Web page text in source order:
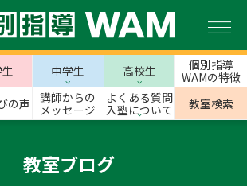
中学生 高校生
個別指導
WAMの特徴
の声
講師からの
メッセージ
よくある質問
入塾について
教室検索
教室ブログ